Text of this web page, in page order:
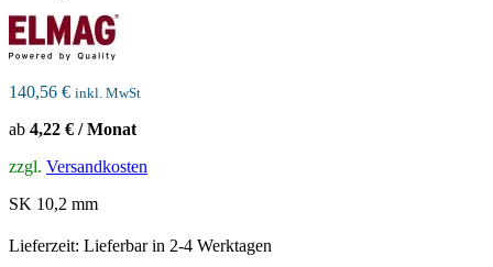
140,56 € inkl. MwSt
ab 4,22 € / Monat
zzgl. Versandkosten
SK 10,2 mm
Lieferzeit: Lieferbar in 2-4 Werktagen